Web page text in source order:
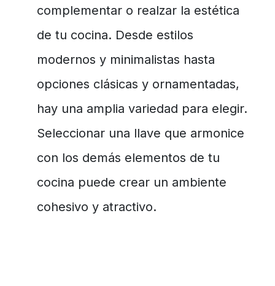
complementar o realzar la estética
de tu cocina. Desde estilos
modernos y minimalistas hasta
opciones clásicas y ornamentadas,
hay una amplia variedad para elegir.
Seleccionar una llave que armonice
con los demás elementos de tu
cocina puede crear un ambiente
cohesivo y atractivo.